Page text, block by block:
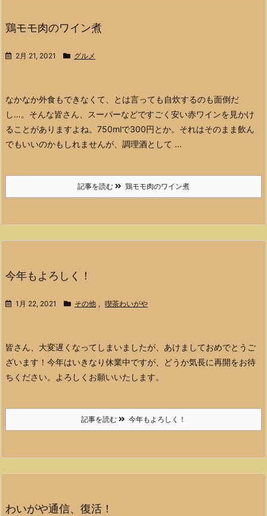
鶏モモ肉のワイン煮
2月 21, 2021 グルメ
なかなか外食もできなくて、とは言っても自炊するのも面倒だ
し…。そんな皆さん、スーパーなどですごく安い赤ワインを見かけ
ることがありますよね。750mlで300円とか。それはそのまま飲ん
でもいいのかもしれませんが、調理酒として ...
記事を読む 鶏モモ肉のワイン煮
今年もよろしく！
1月 22, 2021 その他 , 喫茶わいがや
皆さん、大変遅くなってしまいましたが、あけましておめでとうご
ざいます！ 今年はいきなり休業中ですが、どうか気長に再開をお待
ちください。 よろしくお願いいたします。
記事を読む 今年もよろしく！
わいがや通信、復活！